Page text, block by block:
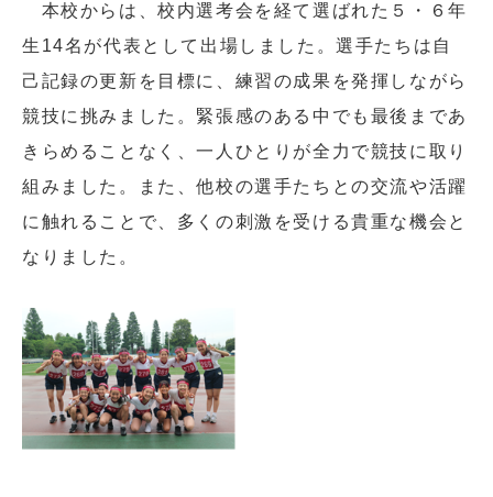
本校からは、校内選考会を経て選ばれた５・６年
生14名が代表として出場しました。選手たちは自
己記録の更新を目標に、練習の成果を発揮しながら
競技に挑みました。緊張感のある中でも最後まであ
きらめることなく、一人ひとりが全力で競技に取り
組みました。また、他校の選手たちとの交流や活躍
に触れることで、多くの刺激を受ける貴重な機会と
なりました。